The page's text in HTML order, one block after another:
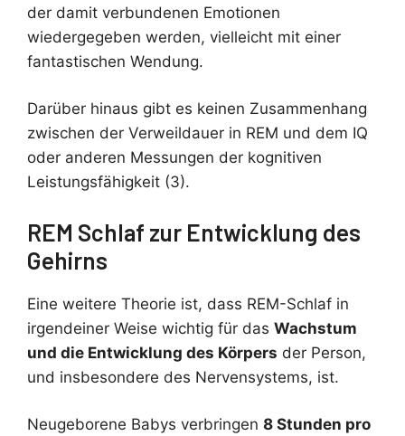
der damit verbundenen Emotionen
wiedergegeben werden, vielleicht mit einer
fantastischen Wendung.
Darüber hinaus gibt es keinen Zusammenhang
zwischen der Verweildauer in REM und dem IQ
oder anderen Messungen der kognitiven
Leistungsfähigkeit (3).
REM Schlaf zur Entwicklung des
Gehirns
Eine weitere Theorie ist, dass REM-Schlaf in
irgendeiner Weise wichtig für das Wachstum
und die Entwicklung des Körpers der Person,
und insbesondere des Nervensystems, ist.
Neugeborene Babys verbringen 8 Stunden pro